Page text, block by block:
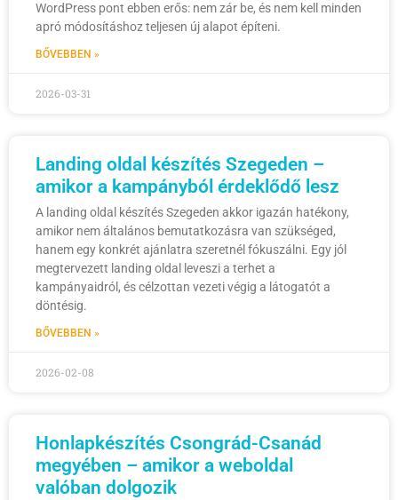
WordPress pont ebben erős: nem zár be, és nem kell minden
apró módosításhoz teljesen új alapot építeni.
BŐVEBBEN »
2026-03-31
Landing oldal készítés Szegeden –
amikor a kampányból érdeklődő lesz
A landing oldal készítés Szegeden akkor igazán hatékony,
amikor nem általános bemutatkozásra van szükséged,
hanem egy konkrét ajánlatra szeretnél fókuszálni. Egy jól
megtervezett landing oldal leveszi a terhet a
kampányaidról, és célzottan vezeti végig a látogatót a
döntésig.
BŐVEBBEN »
2026-02-08
Honlapkészítés Csongrád-Csanád
megyében – amikor a weboldal
valóban dolgozik